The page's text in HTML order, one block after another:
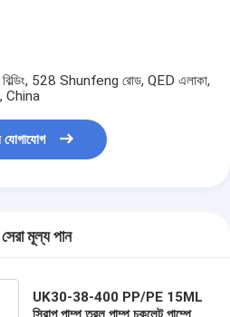
528 Shunfeng রোড, QED এলাকা,
China
মূল্য পান
UK30-38-400 PP/PE 15ML